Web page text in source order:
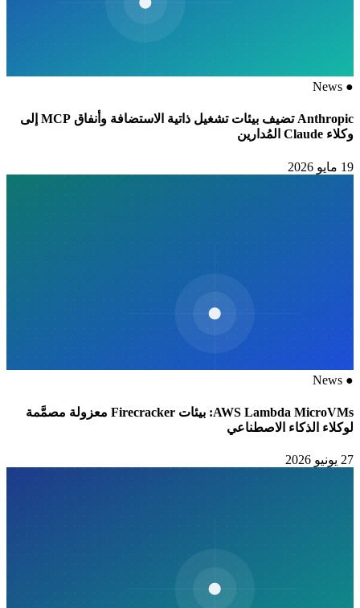
●
News
Anthropic تضيف بيئات تشغيل ذاتية الاستضافة وأنفاق MCP إلى
وكلاء Claude المُدارين
19 مايو 2026
●
News
AWS Lambda MicroVMs: بيئات Firecracker معزولة مصمَّمة
لوكلاء الذكاء الاصطناعي
27 يونيو 2026